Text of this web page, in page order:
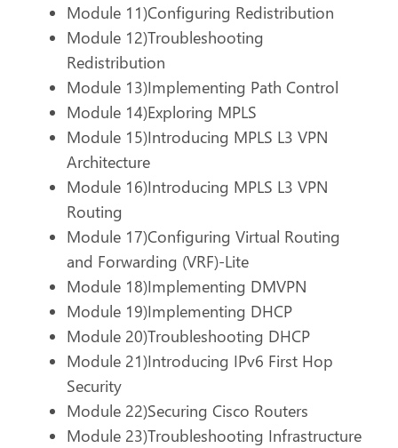
Module 11)Configuring Redistribution
Module 12)Troubleshooting
Redistribution
Module 13)Implementing Path Control
Module 14)Exploring MPLS
Module 15)Introducing MPLS L3 VPN
Architecture
Module 16)Introducing MPLS L3 VPN
Routing
Module 17)Configuring Virtual Routing
and Forwarding (VRF)-Lite
Module 18)Implementing DMVPN
Module 19)Implementing DHCP
Module 20)Troubleshooting DHCP
Module 21)Introducing IPv6 First Hop
Security
Module 22)Securing Cisco Routers
Module 23)Troubleshooting Infrastructure
Giriş Yap
Eğitim Portalımız
Kurslar